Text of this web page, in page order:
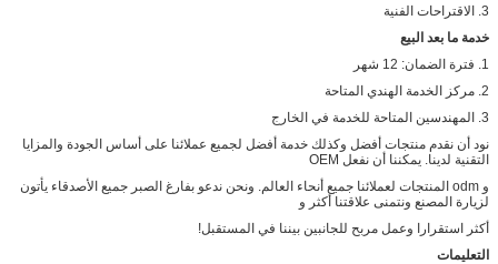
3. الاقتراحات الفنية
خدمة ما بعد البيع
1. فترة الضمان: 12 شهر
2. مركز الخدمة الهندي المتاحة
3. المهندسين المتاحة للخدمة في الخارج
نود أن نقدم منتجات أفضل وكذلك خدمة أفضل لجميع عملائنا على أساس الجودة والمزايا
التقنية لدينا. يمكننا أن نفعل OEM
و odm المنتجات لعملائنا جميع أنحاء العالم. ونحن ندعو بفارغ الصبر جميع الأصدقاء يأتون
لزيارة المصنع ونتمنى علاقتنا أكثر و
أكثر استقرارا وعمل مربح للجانبين بيننا في المستقبل!
التعليمات